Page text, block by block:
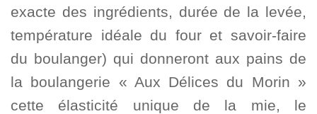
exacte des ingrédients, durée de la levée,
température idéale du four et savoir-faire
du boulanger) qui donneront aux pains de
la boulangerie « Aux Délices du Morin »
cette élasticité unique de la mie, le